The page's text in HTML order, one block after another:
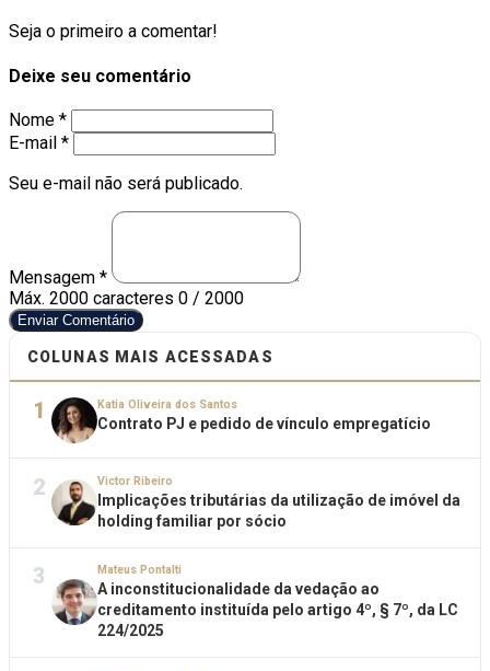
Seja o primeiro a comentar!
Deixe seu comentário
Nome *
E-mail *
Seu e-mail não será publicado.
Mensagem *
Máx. 2000 caracteres 0 / 2000
Enviar Comentário
COLUNAS MAIS ACESSADAS
1 Katia Oliveira dos Santos
Contrato PJ e pedido de vínculo empregatício
2 Victor Ribeiro
Implicações tributárias da utilização de imóvel da
holding familiar por sócio
3 Mateus Pontalti
A inconstitucionalidade da vedação ao
creditamento instituída pelo artigo 4º, § 7º, da LC
224/2025